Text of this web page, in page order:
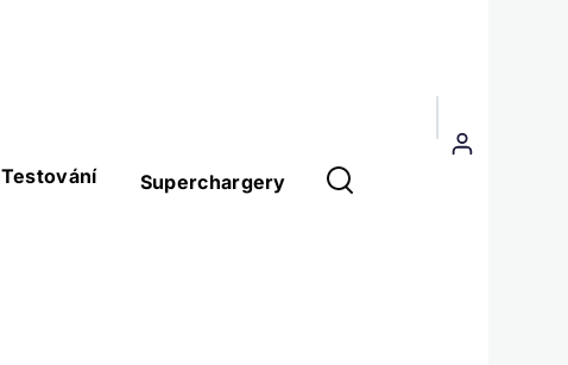
Testování Superchargery
Menu
uživatelského